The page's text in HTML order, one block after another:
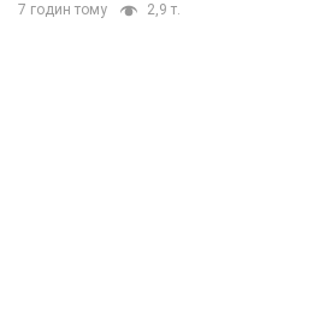
7 годин тому 2,9 т.